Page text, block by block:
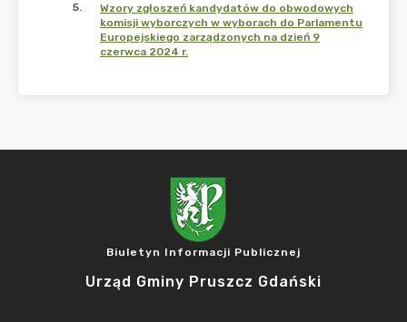
5.
Wzory zgłoszeń kandydatów do obwodowych
komisji wyborczych w wyborach do Parlamentu
Europejskiego zarządzonych na dzień 9
czerwca 2024 r.
Biuletyn Informacji Publicznej
Urząd Gminy Pruszcz Gdański